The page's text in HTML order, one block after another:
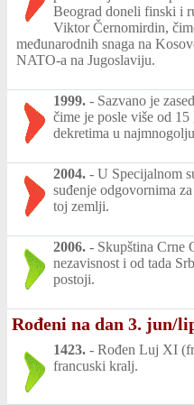
Beograd doneli finski i
Viktor Černomirdin,
međunarodnih snaga na
NATO-a na Jugoslaviju.
1999. - Sazvano je
čime je posle više od
dekretima u
2004. - U Specijalnom
suđenje odgovornima
toj zemlji.
2006. - Skupština Crne
nezavisnost i od tada
postoji.
Rođeni na dan 3. jun/
1423. - Rođen Luj XI
francuski kralj.